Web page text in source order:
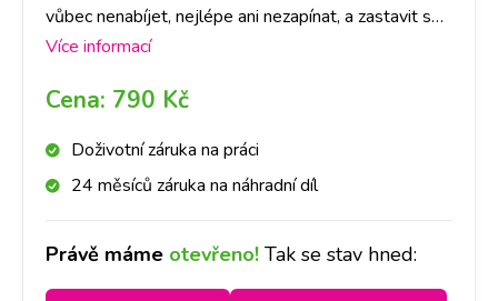
vůbec nenabíjet, nejlépe ani nezapínat, a zastavit se
na kterékoliv naší pobočce co nejdříve to bude
jaké míry kapalina přístroj poškodila. V některých
případech pro funkčnost stačí samotná deoxidace. V
některých případech je třeba následná oprava.
Primárně provedeme deoxidaci zařízení od kapaliny,
deoxidace plně povedla, popř. co je třeba opravit a
za jakou cenu. O všem Vás budeme informovat.
Více informací
Cena: 790 Kč
Doživotní záruka na práci
24 měsíců záruka na náhradní díl
Právě máme otevřeno! Tak se stav hned: